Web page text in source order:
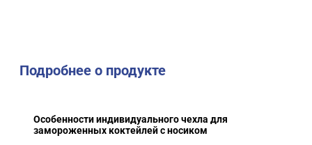
Подробнее о продукте
Особенности индивидуального чехла для
замороженных коктейлей с носиком